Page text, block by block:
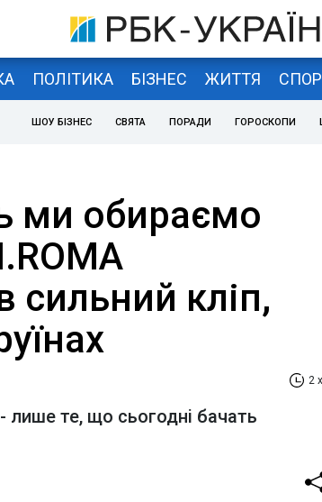
ПОЛІТИКА БІЗНЕС ЖИТТЯ
ШОУ БІЗНЕС СВЯТА ПОРАДИ ГОРОСКОПИ
ми обираємо
сильний кліп,
2
лише те, що сьогодні бачать